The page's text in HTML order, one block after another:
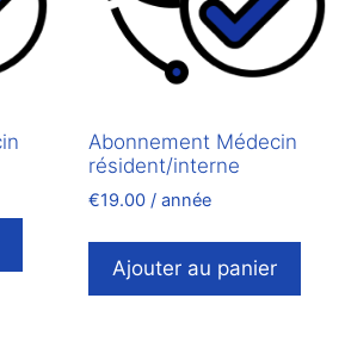
Abonnement Médecin
résident/interne
€19.00 / année
Ajouter au panier